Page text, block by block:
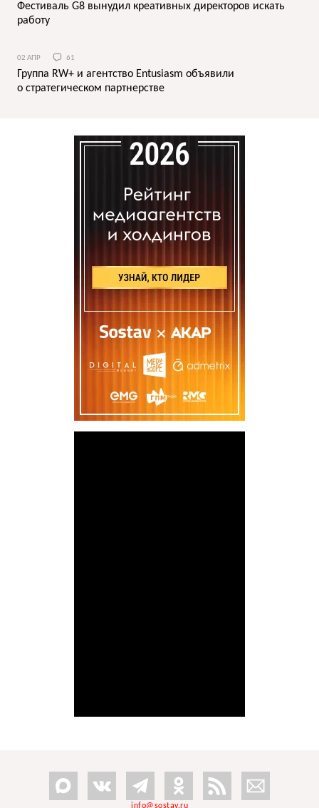
Фестиваль G8 вынудил креативных директоров искать
работу
02 АПР 61
Группа RW+ и агентство Entusiasm объявили
о cтратегическом партнерстве
info@sostav.ru